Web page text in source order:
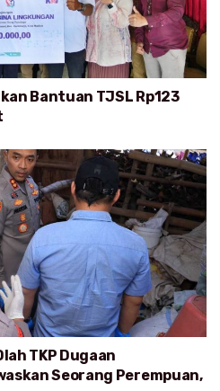
Bantuan TJSL Rp123
TKP Dugaan
Seorang Perempuan,